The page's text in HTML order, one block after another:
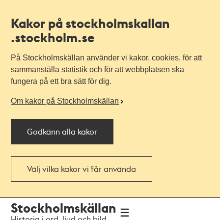
Kakor på stockholmskallan
.stockholm.se
På Stockholmskällan använder vi kakor, cookies, för att
sammanställa statistik och för att webbplatsen ska
fungera på ett bra sätt för dig.
Om kakor på Stockholmskällan
Godkänn alla kakor
Välj vilka kakor vi får använda
navigationen
huvudinnehållet
Stockholmskällan